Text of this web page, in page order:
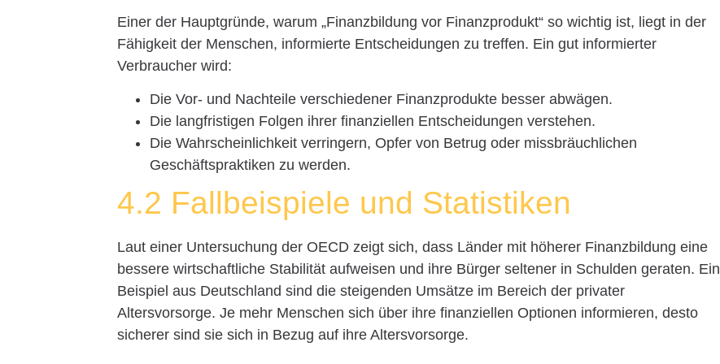
Einer der Hauptgründe, warum „Finanzbildung vor Finanzprodukt“ so wichtig ist, liegt in der
Fähigkeit der Menschen, informierte Entscheidungen zu treffen. Ein gut informierter
Verbraucher wird:
Die Vor- und Nachteile verschiedener Finanzprodukte besser abwägen.
Die langfristigen Folgen ihrer finanziellen Entscheidungen verstehen.
Die Wahrscheinlichkeit verringern, Opfer von Betrug oder missbräuchlichen
Geschäftspraktiken zu werden.
4.2 Fallbeispiele und Statistiken
Laut einer Untersuchung der OECD zeigt sich, dass Länder mit höherer Finanzbildung eine
bessere wirtschaftliche Stabilität aufweisen und ihre Bürger seltener in Schulden geraten. Ein
Beispiel aus Deutschland sind die steigenden Umsätze im Bereich der privater
Altersvorsorge. Je mehr Menschen sich über ihre finanziellen Optionen informieren, desto
sicherer sind sie sich in Bezug auf ihre Altersvorsorge.